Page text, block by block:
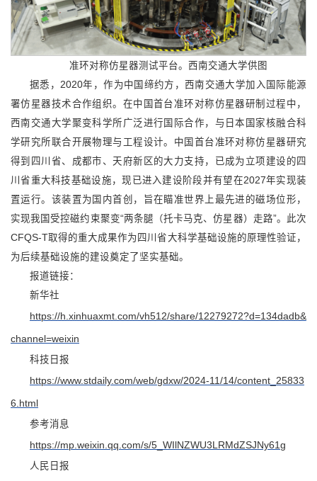
准环对称仿星器测试平台。西南交通大学供图
据悉，2020年，作为中国缔约方，西南交通大学加入国际能源
署仿星器技术合作组织。在中国首台准环对称仿星器研制过程中，
西南交通大学聚变科学所广泛进行国际合作，与日本国家核融合科
学研究所联合开展物理与工程设计。中国首台准环对称仿星器研究
得到四川省、成都市、天府新区的大力支持，已成为立项建设的四
川省重大科技基础设施，现已进入建设阶段并有望在2027年实现装
置运行。该装置为国内首创，旨在瞄准世界上最先进的磁场位形，
实现我国受控磁约束聚变“两条腿（托卡马克、仿星器）走路”。此次
CFQS-T取得的重大成果作为四川省大科学基础设施的原理性验证，
为后续基础设施的建设奠定了坚实基础。
报道链接：
新华社
https://h.xinhuaxmt.com/vh512/share/12279272?d=134dadb&
channel=weixin
科技日报
https://www.stdaily.com/web/gdxw/2024-11/14/content_25833
6.html
参考消息
https://mp.weixin.qq.com/s/5_WIlNZWU3LRMdZSJNy61g
人民日报